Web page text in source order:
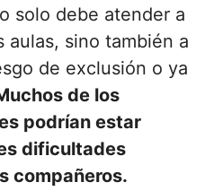
solo debe atender a
aulas, sino también a
de exclusión o ya
de los
podrían estar
dificultades
compañeros.